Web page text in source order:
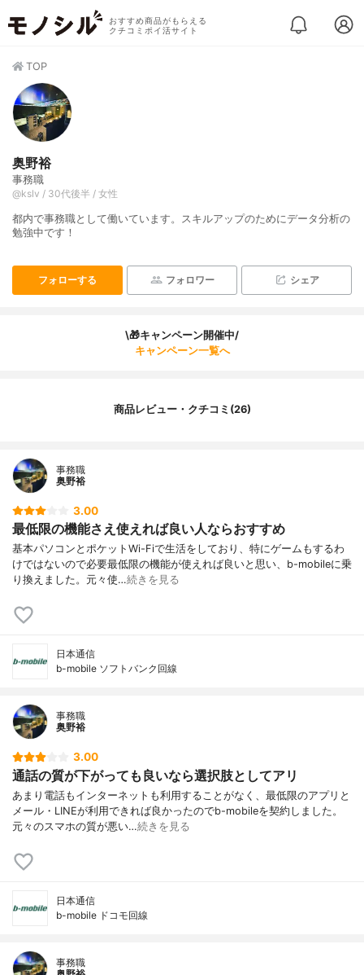
おすすめ商品がもらえる
クチコミポイ活サイト
TOP
奥野裕
事務職
@kslv / 30代後半 / 女性
都内で事務職として働いています。スキルアップのためにデータ分析の
勉強中です！
フォローする フォロワー シェア
\🎁キャンペーン開催中/
キャンペーン一覧へ
商品レビュー・クチコミ(26)
事務職
奥野裕
3.00
最低限の機能さえ使えれば良い人ならおすすめ
基本パソコンとポケットWi-Fiで生活をしており、特にゲームもするわ
けではないので必要最低限の機能が使えれば良いと思い、b-mobileに乗
り換えました。元々使…続きを見る
日本通信
b-mobile ソフトバンク回線
事務職
奥野裕
3.00
通話の質が下がっても良いなら選択肢としてアリ
あまり電話もインターネットも利用することがなく、最低限のアプリと
メール・LINEが利用できれば良かったのでb-mobileを契約しました。
元々のスマホの質が悪い…続きを見る
日本通信
b-mobile ドコモ回線
事務職